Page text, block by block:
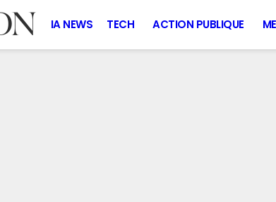
IA NEWS TECH ACTION PUBLIQUE